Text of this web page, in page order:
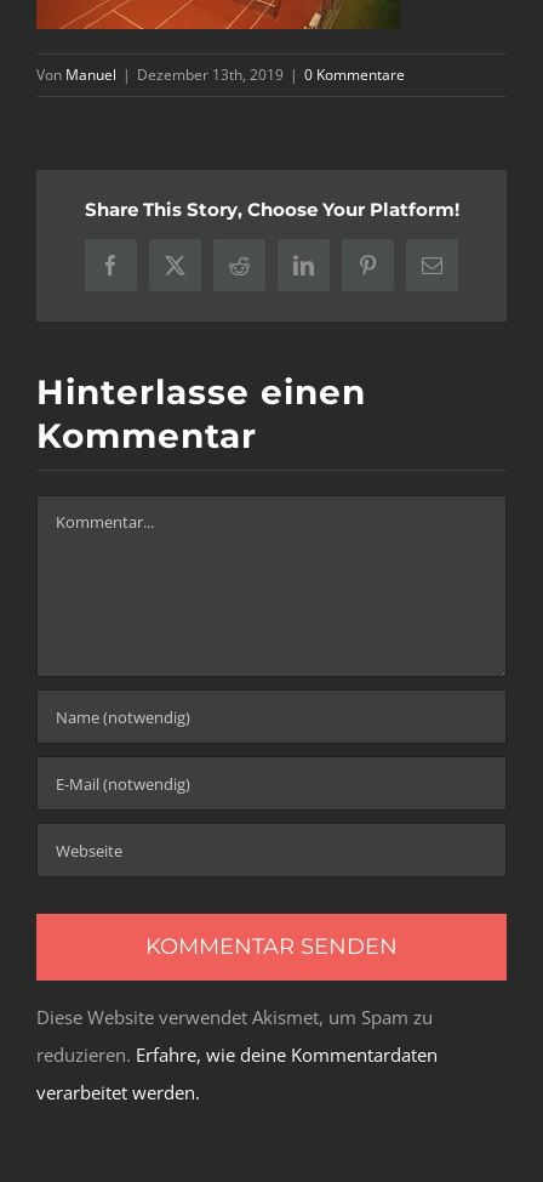
Von Manuel | Dezember 13th, 2019 | 0 Kommentare
Share This Story, Choose Your Platform!
Facebook
X Reddit LinkedInPinterest
E-
Hinterlasse einen
Kommentar
Kommentar
Diese Website verwendet Akismet, um Spam zu
reduzieren. Erfahre, wie deine Kommentardaten
verarbeitet werden.